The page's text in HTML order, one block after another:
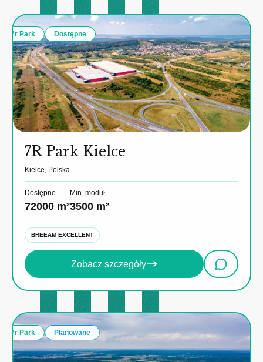
7r Park Dostępne
7R Park Kielce
Kielce, Polska
Dostępne
72000 m²
Min. moduł
3500 m²
BREEAM EXCELLENT
Zobacz szczegóły
7r Park Planowane